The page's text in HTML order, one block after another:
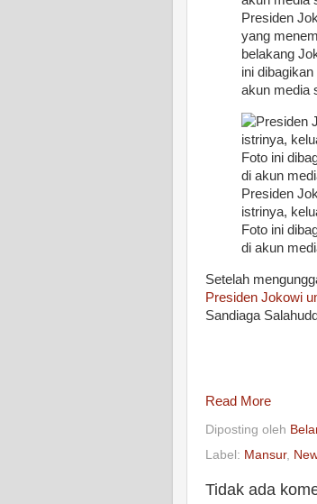
Presiden
yang
belakang
ini
akun media
Presiden
istrinya,
Foto ini
di akun
Setelah
Presiden Jokowi
Sandiaga
Read More
Diposting oleh
Label: Mansur,
Tidak ada